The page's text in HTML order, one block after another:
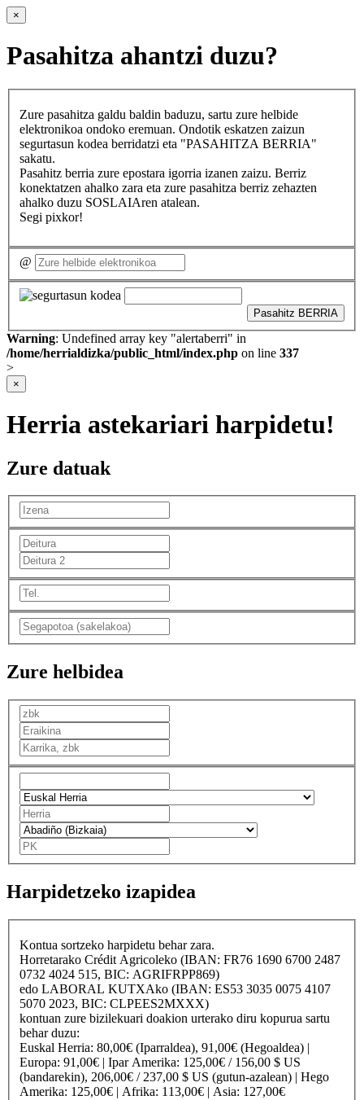
×
Pasahitza ahantzi duzu?
Zure pasahitza galdu baldin baduzu, sartu zure helbide
elektronikoa ondoko eremuan. Ondotik eskatzen zaizun
segurtasun kodea berridatzi eta "PASAHITZA BERRIA"
sakatu.
Pasahitz berria zure epostara igorria izanen zaizu. Berriz
konektatzen ahalko zara eta zure pasahitza berriz zehazten
ahalko duzu SOSLAIAren atalean.
Segi pixkor!
@
Pasahitz BERRIA
Warning: Undefined array key "alertaberri" in
/home/herrialdizka/public_html/index.php on line 337
>
×
Herria astekariari harpidetu!
Zure datuak
Zure helbidea
Harpidetzeko izapidea
Kontua sortzeko harpidetu behar zara.
Horretarako Crédit Agricoleko (IBAN: FR76 1690 6700 2487
0732 4024 515, BIC: AGRIFRPP869)
edo LABORAL KUTXAko (IBAN: ES53 3035 0075 4107
5070 2023, BIC: CLPEES2MXXX)
kontuan zure bizilekuari doakion urterako diru kopurua sartu
behar duzu:
Euskal Herria: 80,00€ (Iparraldea), 91,00€ (Hegoaldea) |
Europa: 91,00€ | Ipar Amerika: 125,00€ / 156,00 $ US
(bandarekin), 206,00€ / 237,00 $ US (gutun-azalean) | Hego
Amerika: 125,00€ | Afrika: 113,00€ | Asia: 127,00€